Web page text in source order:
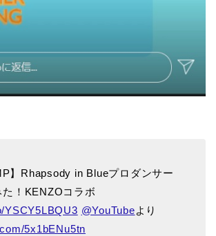
】Rhapsody in Blueプロダンサー
た！KENZOコラボ
YSCY5LBQU3 @YouTubeより
5x1bENu5tn